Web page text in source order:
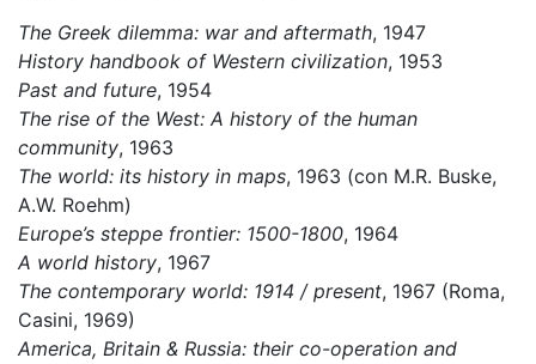
The Greek dilemma: war and aftermath, 1947
History handbook of Western civilization, 1953
Past and future, 1954
The rise of the West: A history of the human
community, 1963
The world: its history in maps, 1963 (con M.R. Buske,
A.W. Roehm)
Europe’s steppe frontier: 1500-1800, 1964
A world history, 1967
The contemporary world: 1914 / present, 1967 (Roma,
Casini, 1969)
America, Britain & Russia: their co-operation and